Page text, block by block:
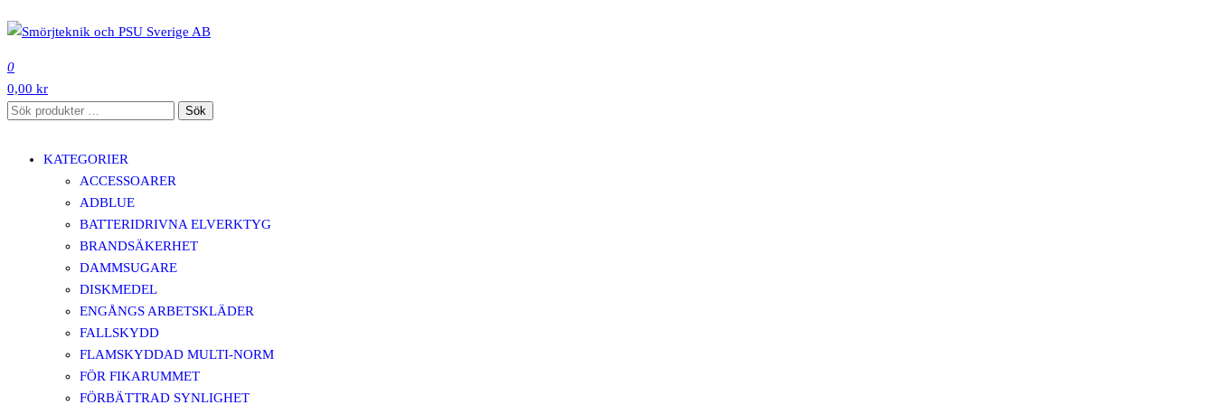
till
innehåll
0
0,00 kr
Sök
Sök
KATEGORIER
ACCESSOARER
ADBLUE
BATTERIDRIVNA ELVERKTYG
BRANDSÄKERHET
DAMMSUGARE
DISKMEDEL
ENGÅNGS ARBETSKLÄDER
FALLSKYDD
FLAMSKYDDAD MULTI-NORM
FÖR FIKARUMMET
FÖRBÄTTRAD SYNLIGHET